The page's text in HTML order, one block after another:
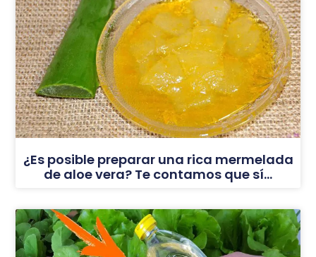
¿Es posible preparar una rica mermelada
de aloe vera? Te contamos que sí…